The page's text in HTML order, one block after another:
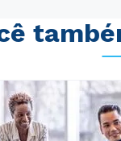
Estou de
autorizo que
envio de
Estou de
autorizo que
envio de